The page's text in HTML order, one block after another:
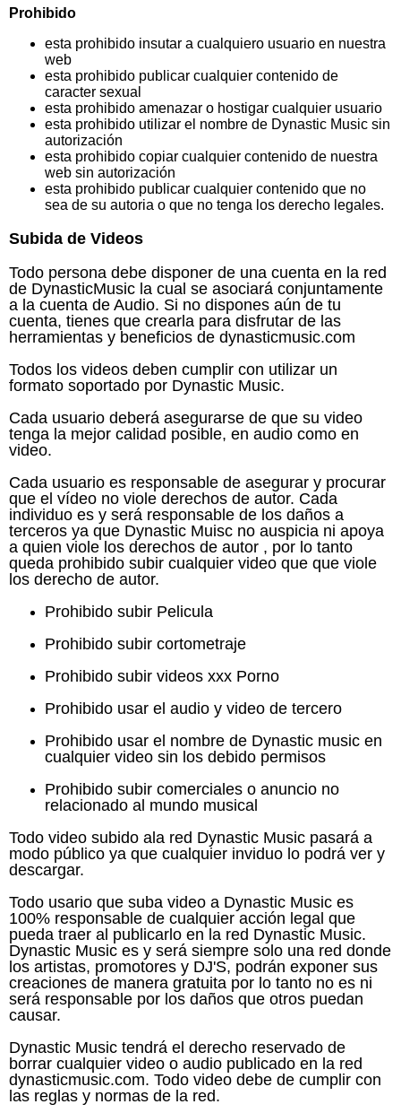
Prohibido
esta prohibido insutar a cualquiero usuario en nuestra
web
esta prohibido publicar cualquier contenido de
caracter sexual
esta prohibido amenazar o hostigar cualquier usuario
esta prohibido utilizar el nombre de Dynastic Music sin
autorización
esta prohibido copiar cualquier contenido de nuestra
web sin autorización
esta prohibido publicar cualquier contenido que no
sea de su autoria o que no tenga los derecho legales.
Subida de Videos
Todo persona debe disponer de una cuenta en la red
de DynasticMusic la cual se asociará conjuntamente
a la cuenta de Audio. Si no dispones aún de tu
cuenta, tienes que crearla para disfrutar de las
herramientas y beneficios de dynasticmusic.com
Todos los videos deben cumplir con utilizar un
formato soportado por Dynastic Music.
Cada usuario deberá asegurarse de que su video
tenga la mejor calidad posible, en audio como en
video.
Cada usuario es responsable de asegurar y procurar
que el vídeo no viole derechos de autor. Cada
individuo es y será responsable de los daños a
terceros ya que Dynastic Muisc no auspicia ni apoya
a quien viole los derechos de autor , por lo tanto
queda prohibido subir cualquier video que que viole
los derecho de autor.
Prohibido subir Pelicula
Prohibido subir cortometraje
Prohibido subir videos xxx Porno
Prohibido usar el audio y video de tercero
Prohibido usar el nombre de Dynastic music en
cualquier video sin los debido permisos
Prohibido subir comerciales o anuncio no
relacionado al mundo musical
Todo video subido ala red Dynastic Music pasará a
modo público ya que cualquier inviduo lo podrá ver y
descargar.
Todo usario que suba video a Dynastic Music es
100% responsable de cualquier acción legal que
pueda traer al publicarlo en la red Dynastic Music.
Dynastic Music es y será siempre solo una red donde
los artistas, promotores y DJ'S, podrán exponer sus
creaciones de manera gratuita por lo tanto no es ni
será responsable por los daños que otros puedan
causar.
Dynastic Music tendrá el derecho reservado de
borrar cualquier video o audio publicado en la red
dynasticmusic.com. Todo video debe de cumplir con
las reglas y normas de la red.